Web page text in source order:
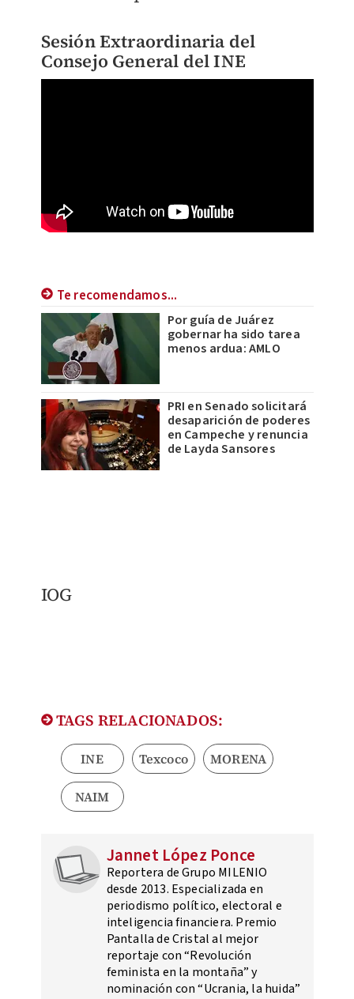
Sesión Extraordinaria del
Consejo General del INE
Te recomendamos...
Por guía de Juárez
gobernar ha sido tarea
menos ardua: AMLO
PRI en Senado solicitará
desaparición de poderes
en Campeche y renuncia
de Layda Sansores
IOG
TAGS RELACIONADOS:
INE Texcoco MORENA
NAIM
Jannet López Ponce
Reportera de Grupo MILENIO
desde 2013. Especializada en
periodismo político, electoral e
inteligencia financiera. Premio
Pantalla de Cristal al mejor
reportaje con “Revolución
feminista en la montaña” y
nominación con “Ucrania, la huida”